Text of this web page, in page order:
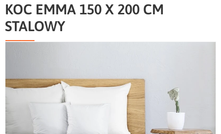
KOC EMMA 150 X 200 CM
STALOWY